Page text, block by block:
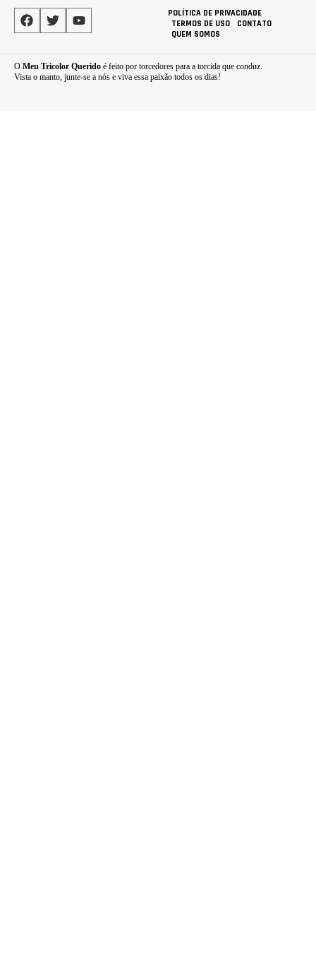
POLÍTICA DE PRIVACIDADE
TERMOS DE USO
CONTATO
QUEM SOMOS
O Meu Tricolor Querido é feito por torcedores para a torcida que conduz.
Vista o manto, junte-se a nós e viva essa paixão todos os dias!